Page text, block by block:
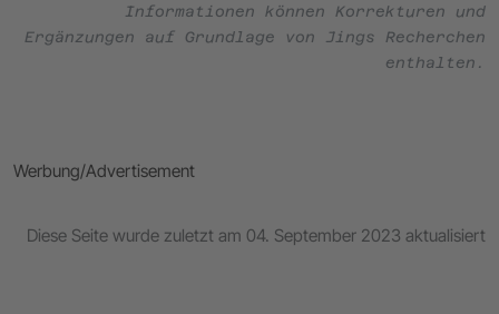
Informationen können Korrekturen und
Ergänzungen auf Grundlage von Jings Recherchen
enthalten.
Werbung/Advertisement
Diese Seite wurde zuletzt am 04. September 2023 aktualisiert